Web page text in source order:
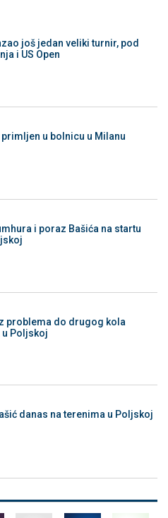
još jedan veliki turnir, pod
i US Open
u bolnicu u Milanu
i poraz Bašića na startu
problema do drugog kola
u Poljskoj
danas na terenima u Poljskoj